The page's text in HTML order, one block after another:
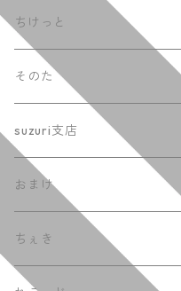
ちけっと
そのた
suzuri支店
おまけ
ちぇき